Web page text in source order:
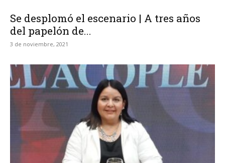
Se desplomó el escenario | A tres años
del papelón de...
3 de noviembre, 2021